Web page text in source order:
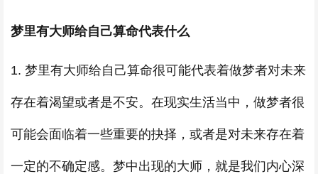
梦里有大师给自己算命代表什么
1. 梦里有大师给自己算命很可能代表着做梦者对未来
存在着渴望或者是不安。在现实生活当中，做梦者很
可能会面临着一些重要的抉择，或者是对未来存在着
一定的不确定感。梦中出现的大师，就是我们内心深